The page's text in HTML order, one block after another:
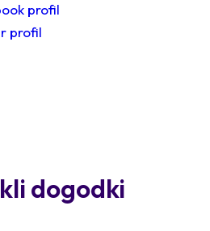
profil
profil
dogodki